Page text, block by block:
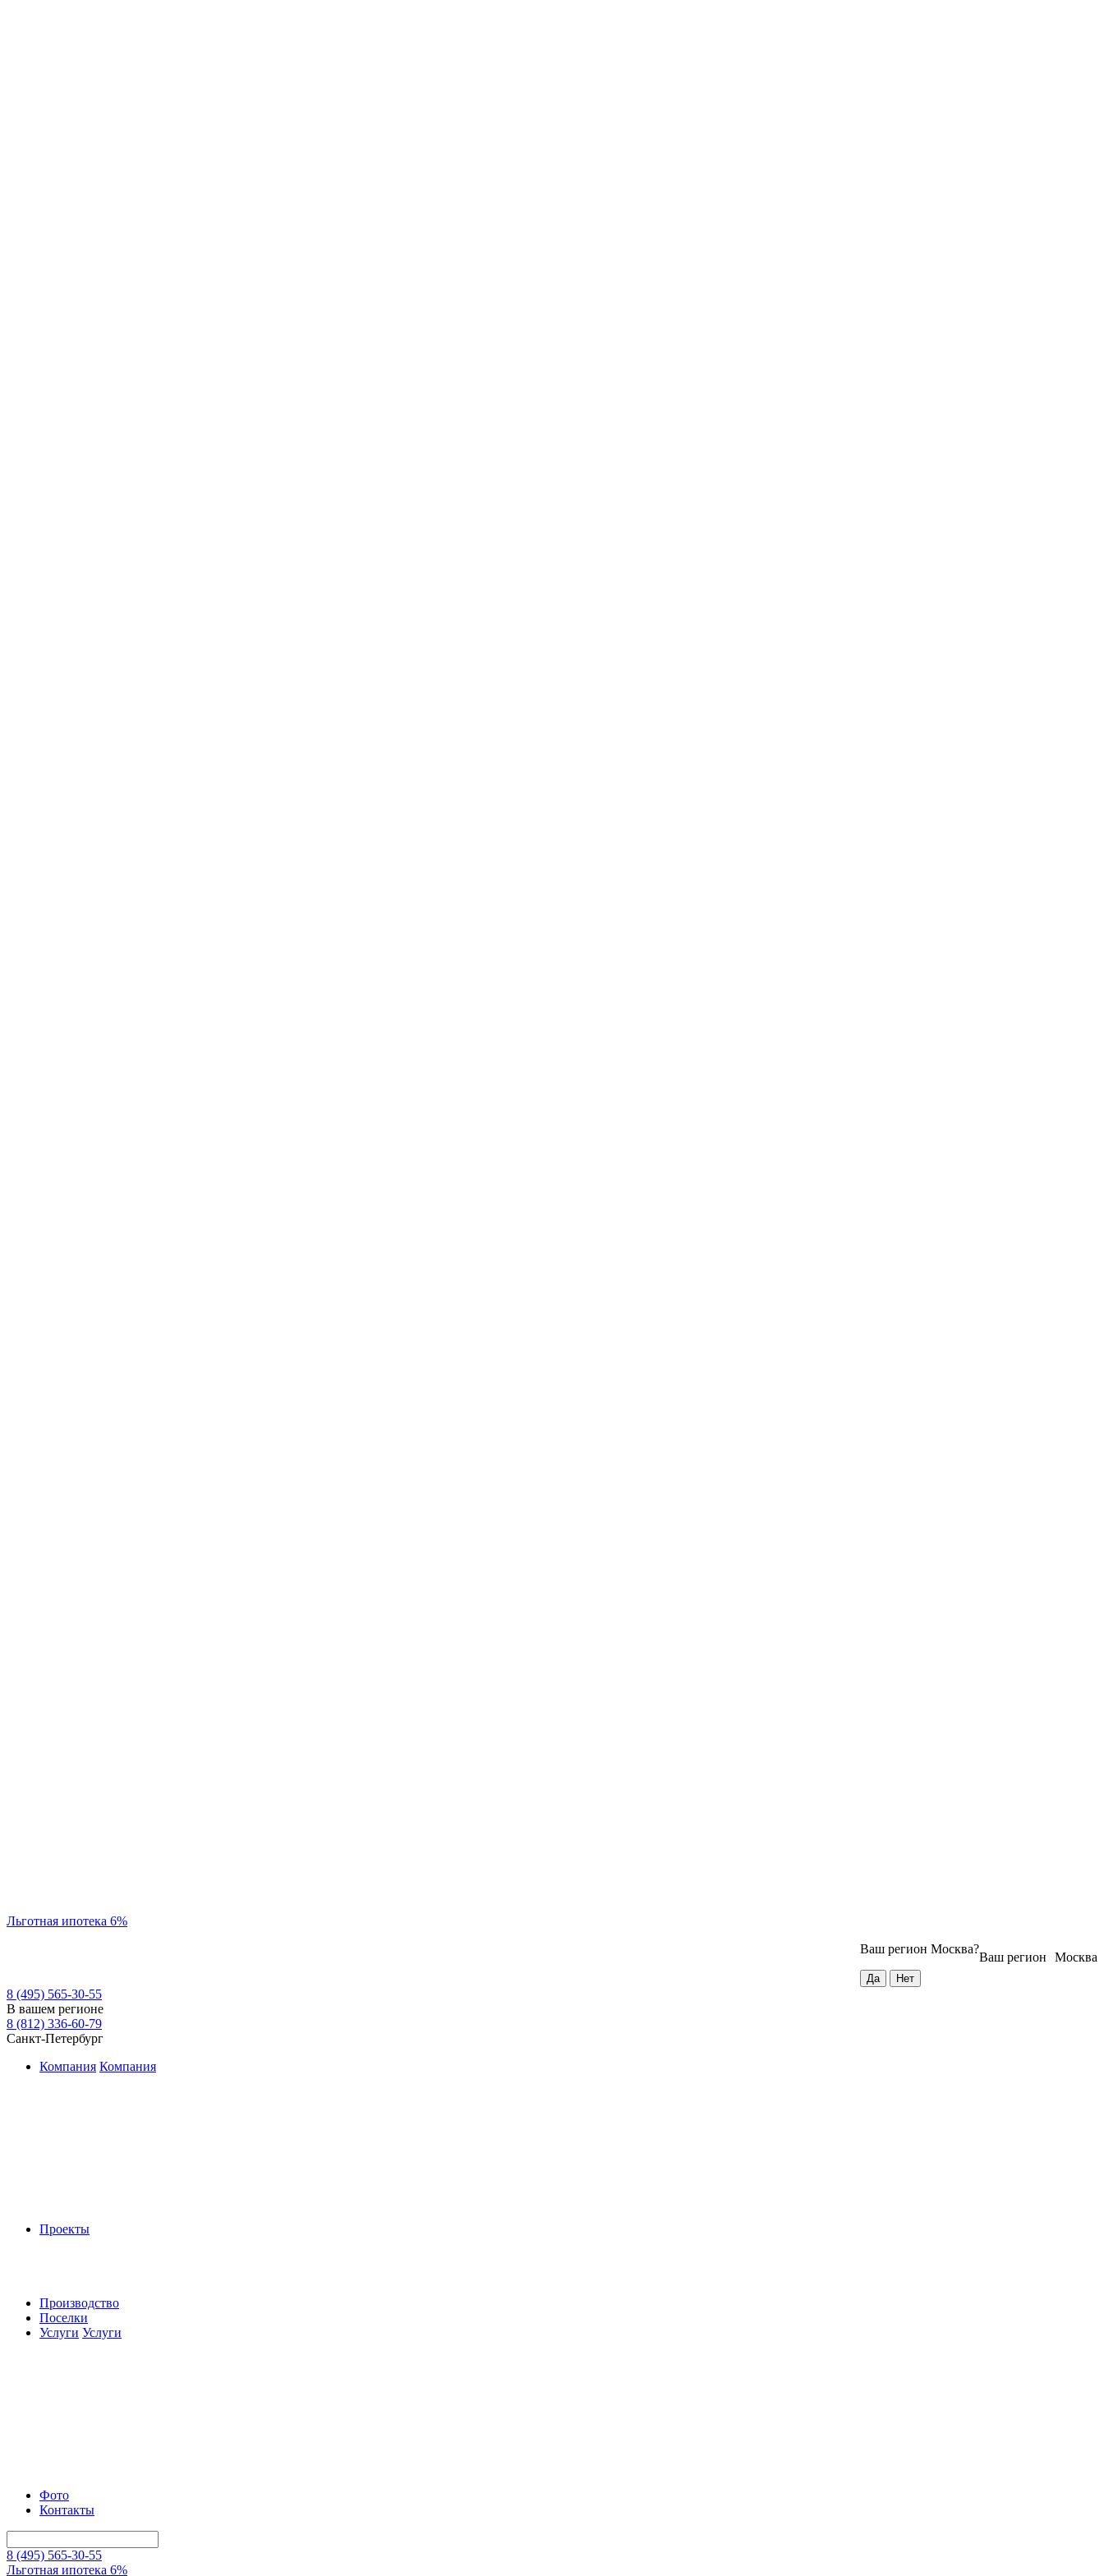
Льготная ипотека 6%
Москва
Ваш регион
Ваш регион Москва?
8 (495) 565-30-55
В вашем регионе
8 (812) 336-60-79
Санкт-Петербург
Компания Компания
Проекты
Производство
Поселки
Услуги Услуги
Фото
Контакты
8 (495) 565-30-55
Льготная ипотека 6%